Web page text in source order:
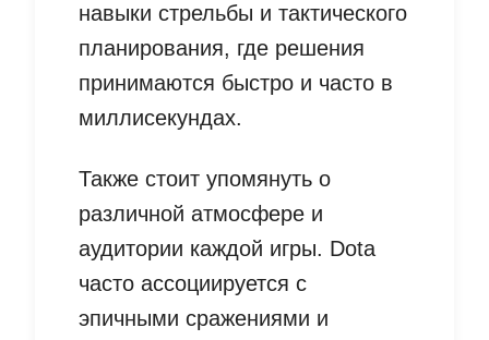
навыки стрельбы и тактического
планирования, где решения
принимаются быстро и часто в
миллисекундах.
Также стоит упомянуть о
различной атмосфере и
аудитории каждой игры. Dota
часто ассоциируется с
эпичными сражениями и